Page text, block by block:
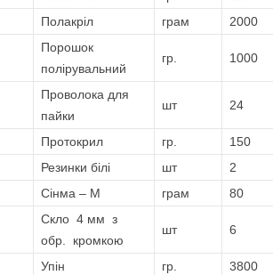
Полакріл
грам
2000
Порошок
полірувальний
гр. 1000
Проволока для
пайки
шт 24
Протокрил гр.
150
Резинки білі
шт
2
Сінма – М
грам
80
Скло 4 мм з
обр. кромкою
шт 6
Упін гр.
3800